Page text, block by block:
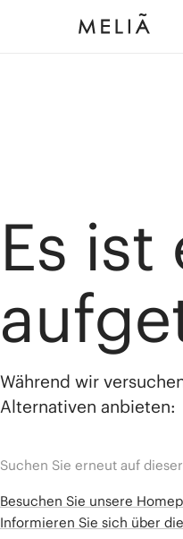
Es ist
Während wir
Alternativen anbieten:
Suchen Sie erneut auf
Besuchen Sie unsere
Informieren Sie sich über